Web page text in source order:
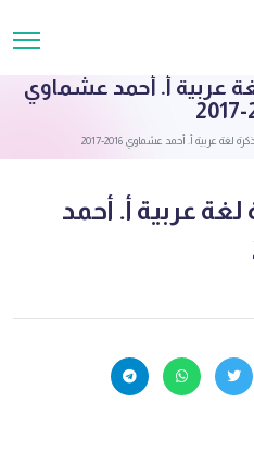
عربية أ. أحمد عشماوي
عربية أ. أحمد عشماوي 2016-2017
عربية أ. أحمد